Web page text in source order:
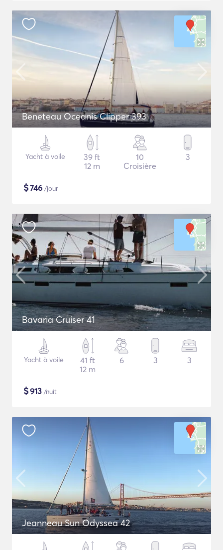
Beneteau Oceanis Clipper 393
Yacht à voile
39 ft
12 m
10
Croisière
3
$746 /jour
Bavaria Cruiser 41
Yacht à voile
41 ft
12 m
6 3 3
$913 /nuit
Jeanneau Sun Odyssea 42